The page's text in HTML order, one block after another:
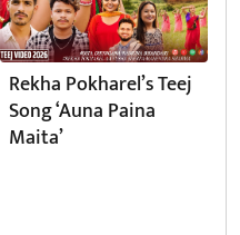
Rekha Pokharel’s Teej
Song ‘Auna Paina
Maita’